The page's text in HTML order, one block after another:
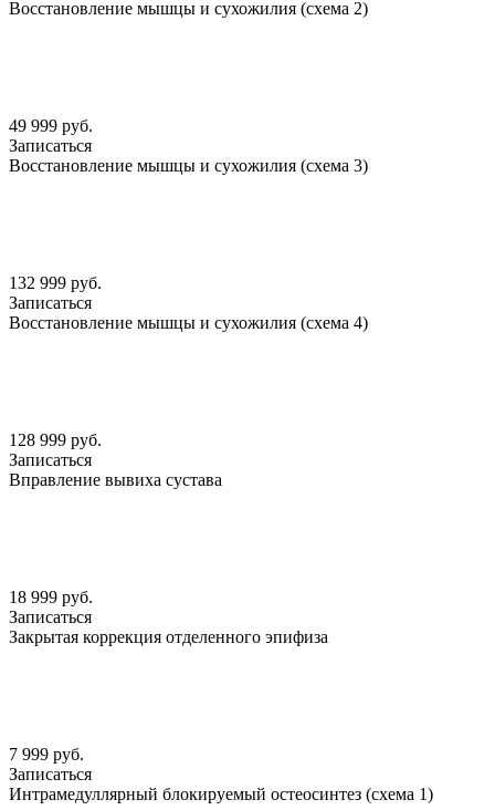
Восстановление мышцы и сухожилия (схема 2)
49 999 руб.
Записаться
Восстановление мышцы и сухожилия (схема 3)
132 999 руб.
Записаться
Восстановление мышцы и сухожилия (схема 4)
128 999 руб.
Записаться
Вправление вывиха сустава
18 999 руб.
Записаться
Закрытая коррекция отделенного эпифиза
7 999 руб.
Записаться
Интрамедуллярный блокируемый остеосинтез (схема 1)